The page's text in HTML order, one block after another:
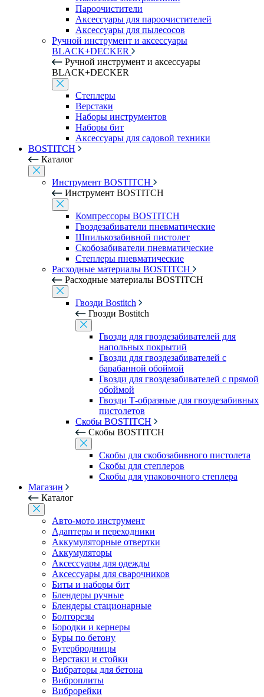
Пароочистители
Аксессуары для пароочистителей
Аксессуары для пылесосов
Ручной инструмент и аксессуары
BLACK+DECKER
Ручной инструмент и аксессуары
BLACK+DECKER
Степлеры
Верстаки
Наборы инструментов
Наборы бит
Аксессуары для садовой техники
BOSTITCH
Каталог
Инструмент BOSTITCH
Инструмент BOSTITCH
Компрессоры BOSTITCH
Гвоздезабиватели пневматические
Шпилькозабивной пистолет
Скобозабиватели пневматические
Степлеры пневматические
Расходные материалы BOSTITCH
Расходные материалы BOSTITCH
Гвозди Bostitch
Гвозди Bostitch
Гвозди для гвоздезабивателей для
напольных покрытий
Гвозди для гвоздезабивателей с
барабанной обоймой
Гвозди для гвоздезабивателей с прямой
обоймой
Гвозди Т-образные для гвоздезабивных
пистолетов
Скобы BOSTITCH
Скобы BOSTITCH
Скобы для скобозабивного пистолета
Скобы для степлеров
Скобы для упаковочного степлера
Магазин
Каталог
Авто-мото инструмент
Адаптеры и переходники
Аккумуляторные отвертки
Аккумуляторы
Аксессуары для одежды
Аксессуары для сварочников
Биты и наборы бит
Блендеры ручные
Блендеры стационарные
Болторезы
Бородки и кернеры
Буры по бетону
Бутербродницы
Верстаки и стойки
Вибраторы для бетона
Виброплиты
Виброрейки